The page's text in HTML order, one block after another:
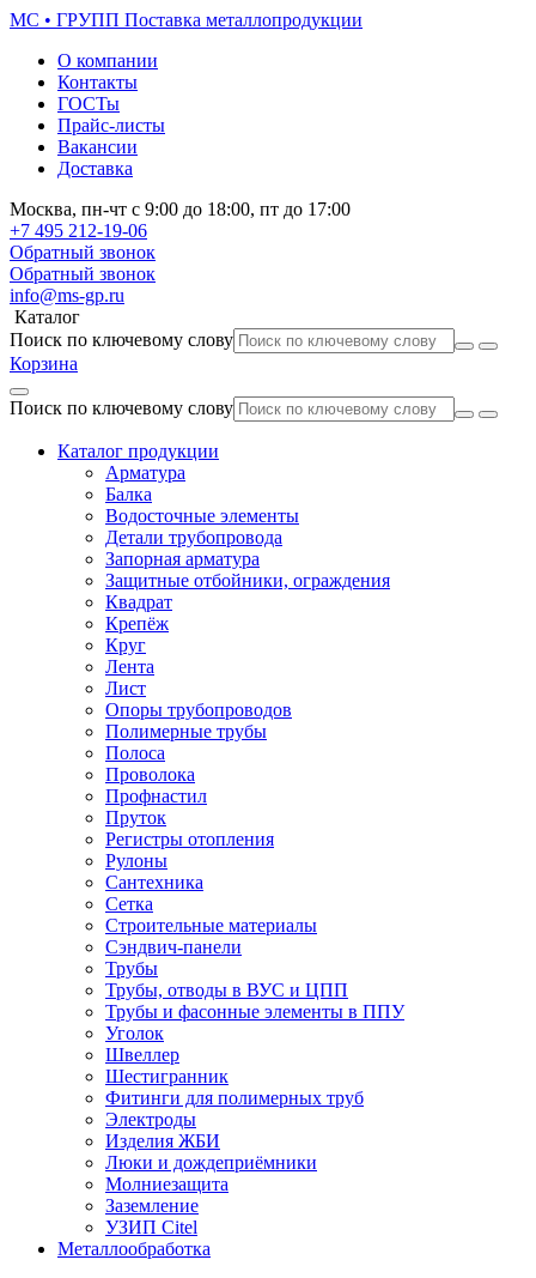
МС • ГРУПП Поставка металлопродукции
О компании
Контакты
ГОСТы
Прайс-листы
Вакансии
Доставка
Москва, пн-чт с 9:00 до 18:00, пт до 17:00
+7 495 212-19-06
Обратный звонок
Обратный звонок
info@ms-gp.ru
Каталог
Поиск по ключевому слову
Корзина
Поиск по ключевому слову
Каталог продукции
Арматура
Балка
Водосточные элементы
Детали трубопровода
Запорная арматура
Защитные отбойники, ограждения
Квадрат
Крепёж
Круг
Лента
Лист
Опоры трубопроводов
Полимерные трубы
Полоса
Проволока
Профнастил
Пруток
Регистры отопления
Рулоны
Сантехника
Сетка
Строительные материалы
Сэндвич-панели
Трубы
Трубы, отводы в ВУС и ЦПП
Трубы и фасонные элементы в ППУ
Уголок
Швеллер
Шестигранник
Фитинги для полимерных труб
Электроды
Изделия ЖБИ
Люки и дождеприёмники
Молниезащита
Заземление
УЗИП Citel
Металлообработка